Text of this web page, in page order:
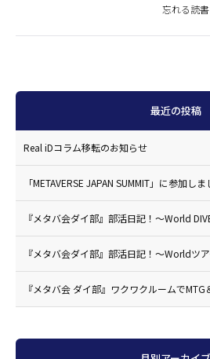
忘れる読
最近の投稿
Real iDコラム移転のお知らせ
「METAVERSE JAPAN SUMMIT」に参加しま
『メタバ会ダイ部』部活日記！〜World
『メタバ会ダイ部』部活日記！〜Worldツ
『メタバ会 ダイ部』ワクワクルームでMTG